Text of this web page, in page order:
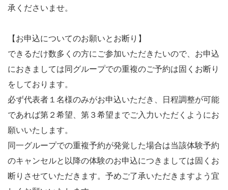
承くださいませ。
【お申込についてのお願いとお断り】
できるだけ数多くの方にご参加いただきたいので、お申込
におきましては同グループでの重複のご予約は固くお断り
をしております。
必ず代表者１名様のみがお申込いただき、日程調整が可能
であれば第２希望、第３希望までご入力いただくようにお
願いいたします。
同一グループでの重複予約が発覚した場合は当該体験予約
のキャンセルと以降の体験のお申込につきましては固くお
断りさせていただきます。予めご了承いただきますよう宜